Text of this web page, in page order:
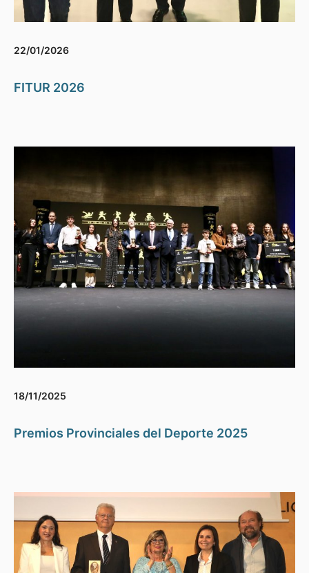
22/01/2026
FITUR 2026
18/11/2025
Premios Provinciales del Deporte 2025